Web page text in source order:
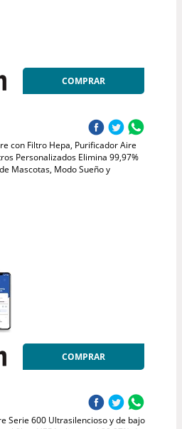
COMPRAR
con Filtro Hepa, Purificador Aire
Personalizados Elimina 99,97%
Mascotas, Modo Sueño y
COMPRAR
Serie 600 Ultrasilencioso y de bajo